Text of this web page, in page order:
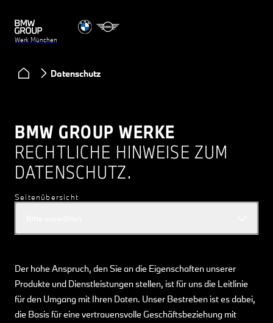
Werk München
Datenschutz
BMW GROUP WERKE
RECHTLICHE HINWEISE ZUM
DATENSCHUTZ.
Seitenübersicht
Der hohe Anspruch, den Sie an die Eigenschaften unserer
Produkte und Dienstleistungen stellen, ist für uns die Leitlinie
für den Umgang mit Ihren Daten. Unser Bestreben ist es dabei,
die Basis für eine vertrauensvolle Geschäftsbeziehung mit